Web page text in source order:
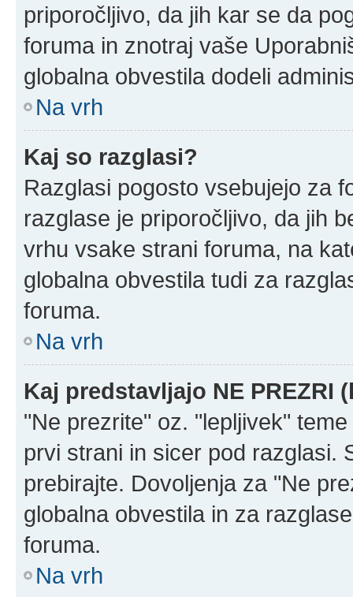
priporočljivo, da jih kar se da
foruma in znotraj vaše
globalna obvestila dodeli
Na vrh
Kaj so razglasi?
Razglasi pogosto vsebujejo za
razglase je priporočljivo, da jih
vrhu vsake strani foruma, na
globalna obvestila tudi za
foruma.
Na vrh
Kaj predstavljajo NE PREZRI
"Ne prezrite" oz. "lepljivek"
prvi strani in sicer pod razglasi.
prebirajte. Dovoljenja za "Ne
globalna obvestila in za
foruma.
Na vrh